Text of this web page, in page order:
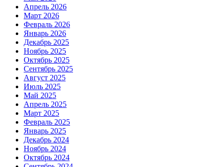
Апрель 2026
Март 2026
Февраль 2026
Январь 2026
Декабрь 2025
Ноябрь 2025
Октябрь 2025
Сентябрь 2025
Август 2025
Июль 2025
Май 2025
Апрель 2025
Март 2025
Февраль 2025
Январь 2025
Декабрь 2024
Ноябрь 2024
Октябрь 2024